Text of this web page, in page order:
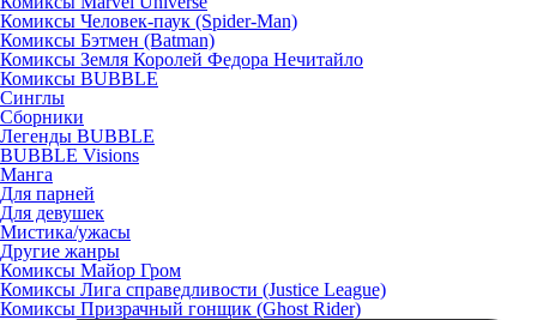
Комиксы Человек-паук (Spider-Man)
Комиксы Бэтмен (Batman)
Комиксы Земля Королей Федора Нечитайло
Комиксы BUBBLE
Синглы
Сборники
Легенды BUBBLE
BUBBLE Visions
Манга
Для парней
Для девушек
Мистика/ужасы
Другие жанры
Комиксы Майор Гром
Комиксы Лига справедливости (Justice League)
Комиксы Призрачный гонщик (Ghost Rider)